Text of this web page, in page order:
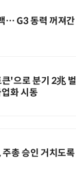
… G3 동력 꺼져간
'으로 분기 2兆 벌
화 시동
주총 승인 거치도록